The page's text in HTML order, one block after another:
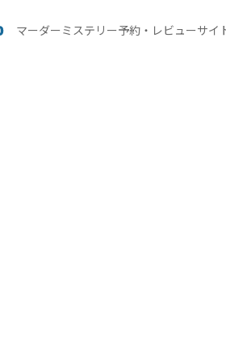
マーダーミステリー予約・レビューサイ